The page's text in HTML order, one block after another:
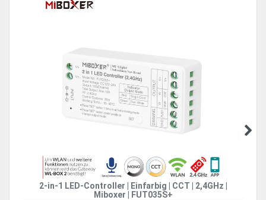
2-in-1 LED-Controller | Einfarbig | CCT | 2,4GHz |
Miboxer | FUT035S+